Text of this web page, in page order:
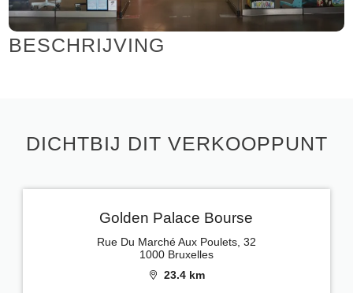
BESCHRIJVING
DICHTBIJ DIT VERKOOPPUNT
Golden Palace Bourse
Rue Du Marché Aux Poulets, 32
1000 Bruxelles
23.4 km